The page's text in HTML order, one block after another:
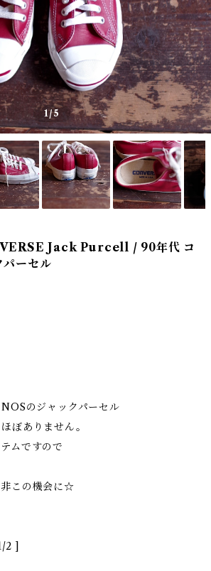
1/5
Jack Purcell / 90年代 コ
パーセル
のジャックパーセル
ぼありません。
ムですので
非この機会に☆
2 ]